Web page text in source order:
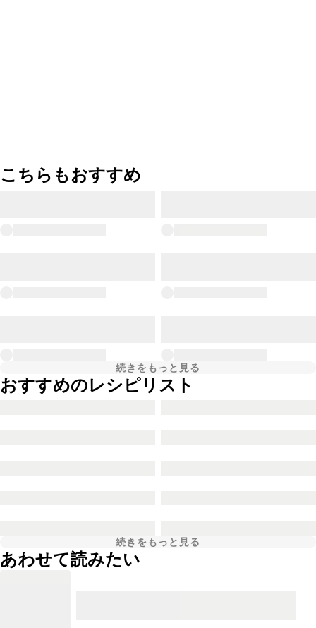
こちらもおすすめ
続きをもっと見る
おすすめのレシピリスト
続きをもっと見る
あわせて読みたい